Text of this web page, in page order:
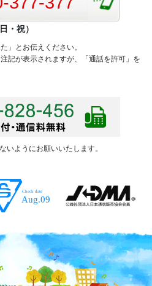
・祝）
」とお伝えください。
記が表示されますが、「通話を許可」を
いようにお願いいたします。